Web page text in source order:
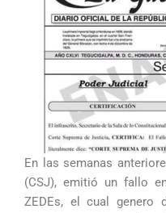
En las semanas
(CSJ), emitió un fallo
ZEDEs, el cual genero